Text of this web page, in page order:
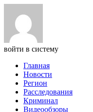
войти в систему
Главная
Новости
Регион
Расследования
Криминал
Видеообзоры